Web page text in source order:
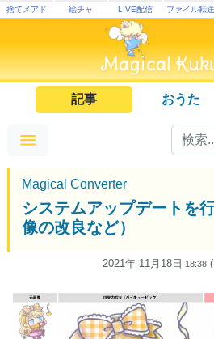
捨てメアド 絵チャ LIVE配信 ファイル転送
記事 おうた
Magical Converter
システムアップデートを
像の改良など）
2021年 11月18日 18:38